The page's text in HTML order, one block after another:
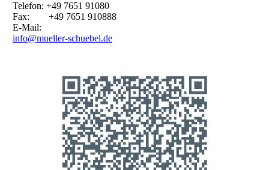
Telefon: +49 7651 91080
Fax: +49 7651 910888
E-Mail:
info@mueller-schuebel.de